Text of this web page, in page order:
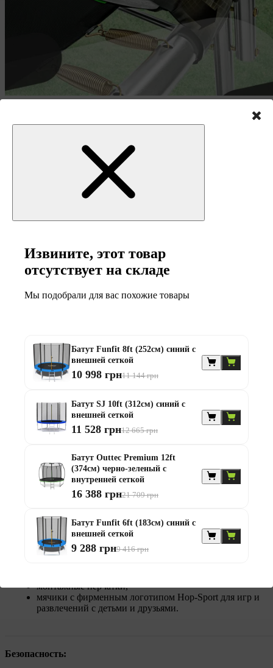
Оцинкованные пружины в батуте Hop-Sport целиком покрыты
эффективно защищает пружины от дождя и других погодных
Приятный бонус!
В комплекте к батуту предоставляются:
удобный защитный чехол для батута,
лестница,
монтажные перчатки,
мячики с фирменным логотипом Hop-Sport для игр и
развлечений с детьми и друзьями.
Безопасность:
Извините, этот товар
отсутствует на складе
Мы подобрали для вас похожие товары
Батут Funfit 8ft (252см) синий с
внешней сеткой
10 998 грн11 144 грн
Батут SJ 10ft (312см) синий с
внешней сеткой
11 528 грн12 665 грн
Батут Outtec Premium 12ft
(374см) черно-зеленый с
внутренней сеткой
16 388 грн21 709 грн
Батут Funfit 6ft (183см) синий с
внешней сеткой
9 288 грн9 416 грн